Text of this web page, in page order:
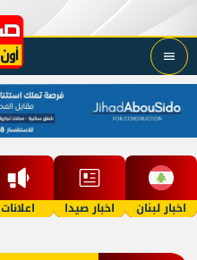
اخبار لبنان اخبار صيدا اعلانات